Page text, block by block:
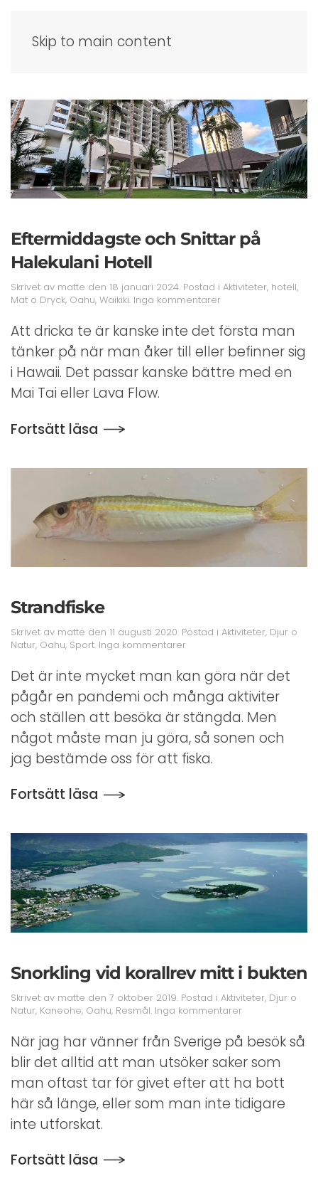
Skip to main content
Eftermiddagste och Snittar på
Halekulani Hotell
Skrivet av matte den 18 januari 2024. Postad i Aktiviteter, hotell,
Mat o Dryck, Oahu, Waikiki. Inga kommentarertill
och
Snittar
på
Hotell
Att dricka te är kanske inte det första man
tänker på när man åker till eller befinner sig
i Hawaii. Det passar kanske bättre med en
Mai Tai eller Lava Flow.
Fortsätt läsa
Strandfiske
Skrivet av matte den 11 augusti 2020. Postad i Aktiviteter, Djur o
Natur, Oahu, Sport. Inga kommentarertill
Det är inte mycket man kan göra när det
pågår en pandemi och många aktiviter
och ställen att besöka är stängda. Men
något måste man ju göra, så sonen och
jag bestämde oss för att fiska.
Fortsätt läsa
Snorkling vid korallrev mitt i bukten
Skrivet av matte den 7 oktober 2019. Postad i Aktiviteter, Djur o
Natur, Kaneohe, Oahu, Resmål. Inga kommentarertill
vid
korallrev
mitt
bukten
När jag har vänner från Sverige på besök så
blir det alltid att man utsöker saker som
man oftast tar för givet efter att ha bott
här så länge, eller som man inte tidigare
inte utforskat.
Fortsätt läsa